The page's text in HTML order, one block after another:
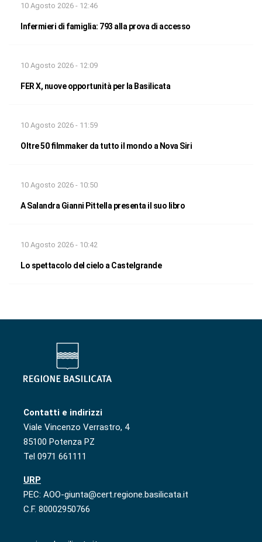
10 Agosto 2026 - 12:46
Infermieri di famiglia: 793 alla prova di accesso
10 Agosto 2026 - 12:09
FER X, nuove opportunità per la Basilicata
10 Agosto 2026 - 11:59
Oltre 50 filmmaker da tutto il mondo a Nova Siri
10 Agosto 2026 - 10:50
A Salandra Gianni Pittella presenta il suo libro
10 Agosto 2026 - 10:42
Lo spettacolo del cielo a Castelgrande
Contatti e indirizzi
Viale Vincenzo Verrastro, 4
85100 Potenza PZ
Tel 0971 661111
URP
PEC: AOO-giunta@cert.regione.basilicata.it
C.F. 80002950766